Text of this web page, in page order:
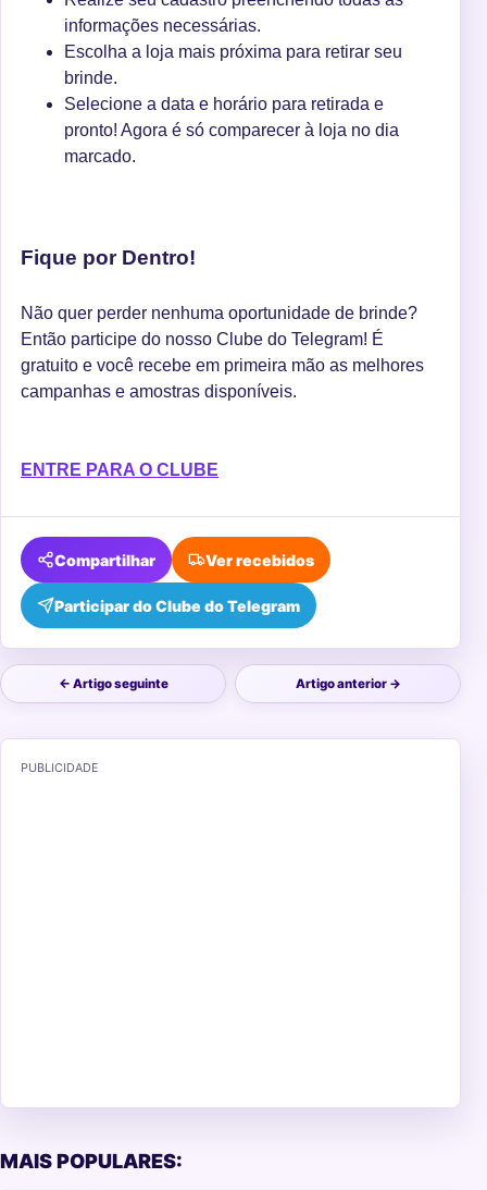
informações necessárias.
Escolha a loja mais próxima para retirar seu
brinde.
Selecione a data e horário para retirada e
pronto! Agora é só comparecer à loja no dia
marcado.
Fique por Dentro!
Não quer perder nenhuma oportunidade de brinde?
Então participe do nosso Clube do Telegram! É
gratuito e você recebe em primeira mão as melhores
campanhas e amostras disponíveis.
ENTRE PARA O CLUBE
Compartilhar
Participar do Clube do Telegram
Ver recebidos
← Artigo seguinte Artigo anterior →
PUBLICIDADE
MAIS POPULARES: